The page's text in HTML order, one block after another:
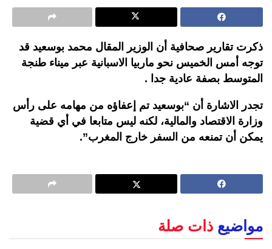
ذكرت تقارير صحافية أن الوزير المقال محمد بوسعيد قد
توجه أمس الخميس نحو ماربيا الاسبانية عبر ميناء طنجة
المتوسط بصفة عادية جدا .
تجدر الاشارة أن “بوسعيد تم إعفاؤه من مهامه على رأس
وزارة الاقتصاد والمالية، لكنه ليس متابعا في أي قضية
يمكن أن تمنعه من السفر خارج المغرب”.
مواضيع ذات صلة